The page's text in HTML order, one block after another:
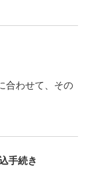
認できる資料
に保険証券
保険診断サ
している保険
なります。
ただき、お客さ
合わせて、その
ランの調整を行
い。
手続き